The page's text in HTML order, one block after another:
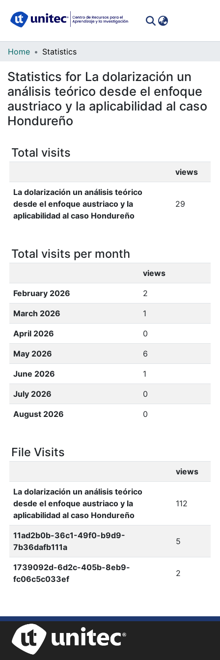
Communities
Collections
All of DSpace
Home Statistics
Statistics for La dolarización un
análisis teórico desde el enfoque
austriaco y la aplicabilidad al caso
Hondureño
Total visits
views
La dolarización un análisis teórico
desde el enfoque austriaco y la
aplicabilidad al caso Hondureño
29
Total visits per month
views
February 2026 2
March 2026 1
April 2026 0
May 2026 6
June 2026 1
July 2026 0
August 2026 0
File Visits
views
La dolarización un análisis teórico
desde el enfoque austriaco y la
aplicabilidad al caso Hondureño
112
11ad2b0b-36c1-49f0-b9d9-
7b36dafb111a
5
1739092d-6d2c-405b-8eb9-
fc06c5c033ef
2